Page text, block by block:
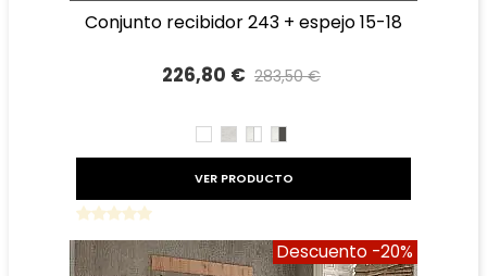
conjunto recibidor 243 + espejo 15-18
226,80 € 283,50 €
BLANCO
TIBETTIBETTIBET
VER PRODUCTO
Descuento -20%